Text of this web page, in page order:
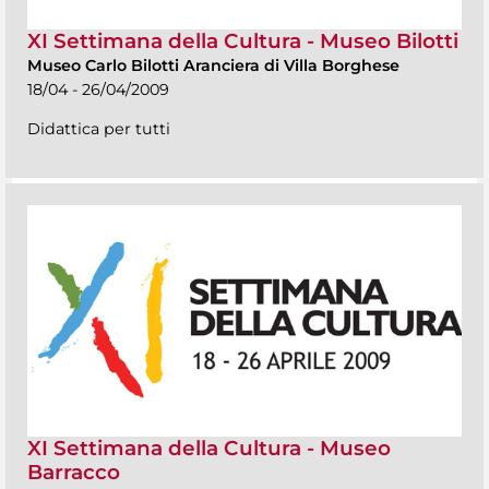
XI Settimana della Cultura - Museo Bilotti
Museo Carlo Bilotti Aranciera di Villa Borghese
18/04 - 26/04/2009
Didattica per tutti
XI Settimana della Cultura - Museo
Barracco